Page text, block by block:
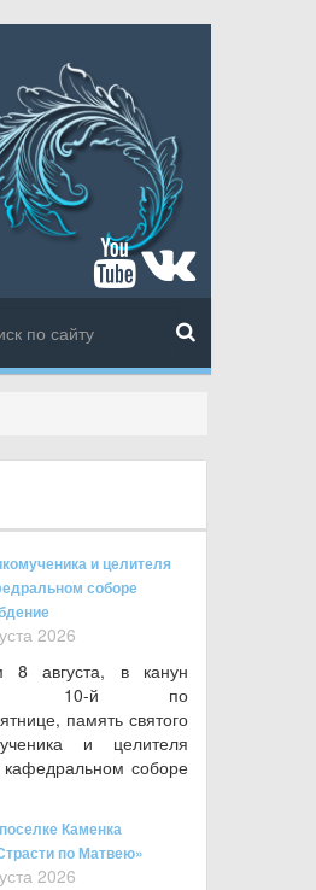
и целителя
соборе
2026
8 августа, в канун
10-й по
память святого
и целителя
соборе
Каменка
по Матвею»
2026